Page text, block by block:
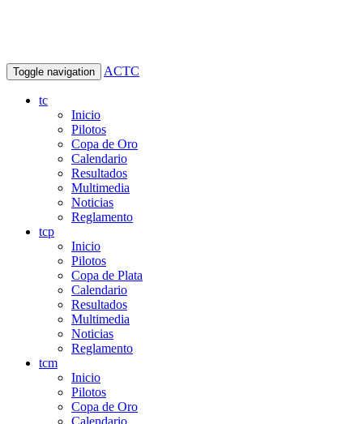
Toggle navigation ACTC
tc
Inicio
Pilotos
Copa de Oro
Calendario
Resultados
Multimedia
Noticias
Reglamento
tcp
Inicio
Pilotos
Copa de Plata
Calendario
Resultados
Multimedia
Noticias
Reglamento
tcm
Inicio
Pilotos
Copa de Oro
Calendario